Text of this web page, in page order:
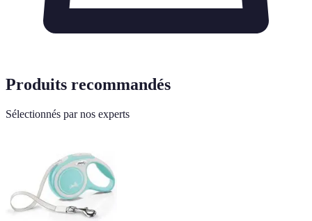
Produits recommandés
Sélectionnés par nos experts